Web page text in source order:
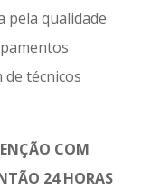
pela qualidade
técnicos
COM
24 HORAS